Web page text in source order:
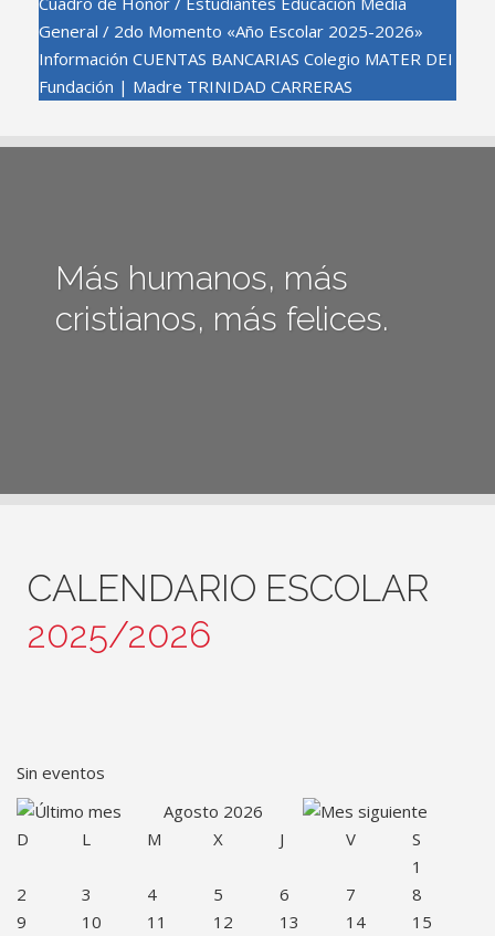
General / 2do Momento «Año Escolar 2025-2026»
Información CUENTAS BANCARIAS Colegio MATER DEI
Fundación | Madre TRINIDAD CARRERAS
Más humanos, más
cristianos, más felices.
CALENDARIO ESCOLAR
2025/2026
Sin eventos
Agosto 2026
D
L M X J V
S
1
2
3 4 5 6 7
8
9
10 11 12 13 14
15